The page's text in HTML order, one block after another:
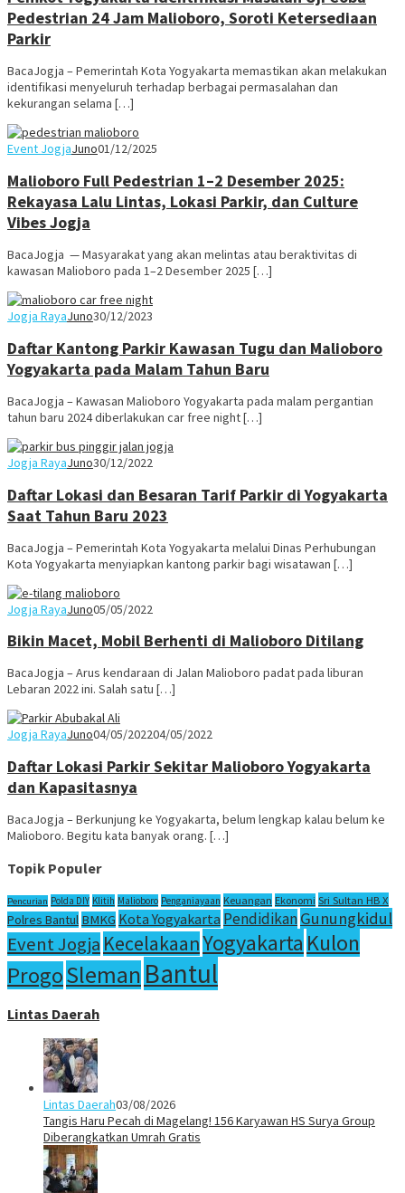
Pedestrian 24 Jam Malioboro, Soroti Ketersediaan
Parkir
BacaJogja – Pemerintah Kota Yogyakarta memastikan akan melakukan
identifikasi menyeluruh terhadap berbagai permasalahan dan
kekurangan selama […]
Event JogjaJuno01/12/2025
Malioboro Full Pedestrian 1–2 Desember 2025:
Rekayasa Lalu Lintas, Lokasi Parkir, dan Culture
Vibes Jogja
BacaJogja — Masyarakat yang akan melintas atau beraktivitas di
kawasan Malioboro pada 1–2 Desember 2025 […]
Jogja RayaJuno30/12/2023
Daftar Kantong Parkir Kawasan Tugu dan Malioboro
Yogyakarta pada Malam Tahun Baru
BacaJogja – Kawasan Malioboro Yogyakarta pada malam pergantian
tahun baru 2024 diberlakukan car free night […]
Jogja RayaJuno30/12/2022
Daftar Lokasi dan Besaran Tarif Parkir di Yogyakarta
Saat Tahun Baru 2023
BacaJogja – Pemerintah Kota Yogyakarta melalui Dinas Perhubungan
Kota Yogyakarta menyiapkan kantong parkir bagi wisatawan […]
Jogja RayaJuno05/05/2022
Bikin Macet, Mobil Berhenti di Malioboro Ditilang
BacaJogja – Arus kendaraan di Jalan Malioboro padat pada liburan
Lebaran 2022 ini. Salah satu […]
Jogja RayaJuno04/05/202204/05/2022
Daftar Lokasi Parkir Sekitar Malioboro Yogyakarta
dan Kapasitasnya
BacaJogja – Berkunjung ke Yogyakarta, belum lengkap kalau belum ke
Malioboro. Begitu kata banyak orang. […]
Topik Populer
Pencurian Polda DIY Klitih Malioboro Penganiayaan Keuangan Ekonomi Sri Sultan HB X
Polres Bantul BMKG Kota Yogyakarta PendidikanGunungkidul
Event Jogja KecelakaanYogyakarta Kulon
ProgoSleman Bantul
Lintas Daerah
Lintas Daerah03/08/2026
Tangis Haru Pecah di Magelang! 156 Karyawan HS Surya Group
Diberangkatkan Umrah Gratis